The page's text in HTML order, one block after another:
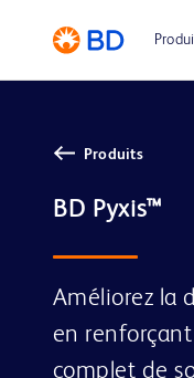
Produits
BD Pyxis™
Améliorez la
en
complet de